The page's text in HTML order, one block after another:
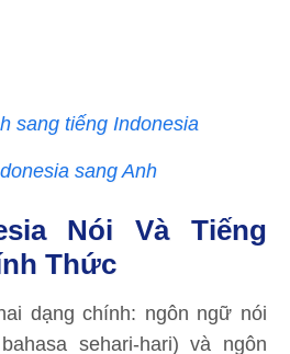
sang tiếng Indonesia
sang Anh
Nói Và Tiếng
Thức
dạng chính: ngôn ngữ nói
sehari-hari) và ngôn